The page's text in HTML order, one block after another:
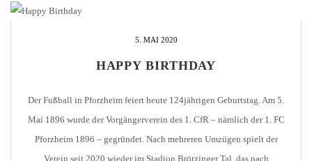
5. MAI 2020
HAPPY BIRTHDAY
Der Fußball in Pforzheim feiert heute 124jährigen Geburtstag. Am 5.
Mai 1896 wurde der Vorgängerverein des 1. CfR – nämlich der 1. FC
Pforzheim 1896 – gegründet. Nach mehreren Umzügen spielt der
Verein seit 2020 wieder im Stadion Brötzinger Tal, das nach